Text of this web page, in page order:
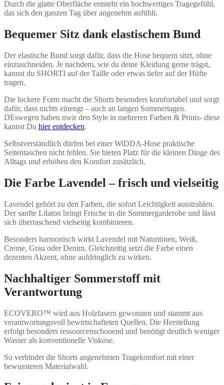
Durch die glatte Oberfläche entsteht ein hochwertiges Tragegefühl,
das sich den ganzen Tag über angenehm anfühlt.
Bequemer Sitz dank elastischem Bund
Der elastische Bund sorgt dafür, dass die Hose bequem sitzt, ohne
einzuschneiden. Je nachdem, wie du deine Kleidung gerne trägst,
kannst du SHORTI auf der Taille oder etwas tiefer auf der Hüfte
tragen.
Die lockere Form macht die Shorts besonders komfortabel und sorgt
dafür, dass nichts einengt – auch an langen Sommertagen.
DEswegen haben nwir den Style in mehreren Farben & Prints- diese
kannst Du hier entdecken.
Selbstverständlich dürfen bei einer WiDDA-Hose praktische
Seitentaschen nicht fehlen. Sie bieten Platz für die kleinen Dinge des
Alltags und erhöhen den Komfort zusätzlich.
Die Farbe Lavendel – frisch und vielseitig
Lavendel gehört zu den Farben, die sofort Leichtigkeit ausstrahlen.
Der sanfte Lilaton bringt Frische in die Sommergarderobe und lässt
sich überraschend vielseitig kombinieren.
Besonders harmonisch wirkt Lavendel mit Naturtönen, Weiß,
Creme, Grau oder Denim. Gleichzeitig setzt die Farbe einen
dezenten Akzent, ohne aufdringlich zu wirken.
Nachhaltiger Sommerstoff mit
Verantwortung
ECOVERO™ wird aus Holzfasern gewonnen und stammt aus
verantwortungsvoll bewirtschafteten Quellen. Die Herstellung
erfolgt besonders ressourcenschonend und benötigt deutlich weniger
Wasser als konventionelle Viskose.
So verbindet die Shorts angenehmen Tragekomfort mit einer
bewussteren Materialwahl.